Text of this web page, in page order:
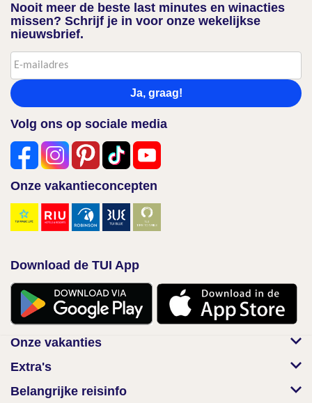
Nooit meer de beste last minutes en winacties
missen? Schrijf je in voor onze wekelijkse
nieuwsbrief.
Ja, graag!
Volg ons op sociale media
Onze vakantieconcepten
Download de TUI App
Onze vakanties
Extra's
Belangrijke reisinfo